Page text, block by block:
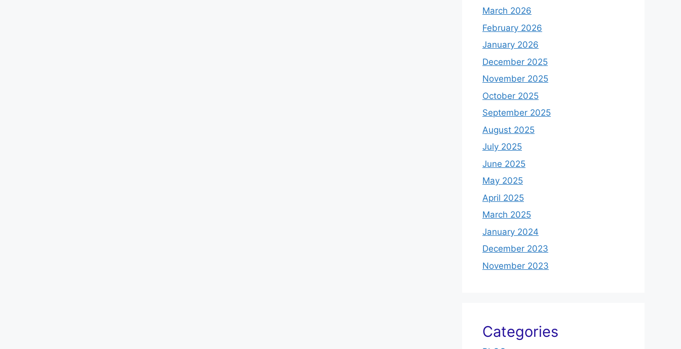
March 2026
February 2026
January 2026
December 2025
November 2025
October 2025
September 2025
August 2025
July 2025
June 2025
May 2025
April 2025
March 2025
January 2024
December 2023
November 2023
Categories